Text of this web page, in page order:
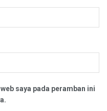
saya pada peramban ini